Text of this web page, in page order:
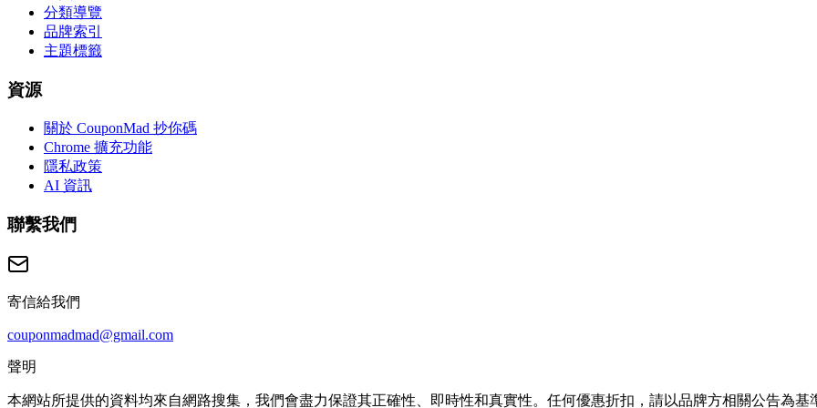
分類導覽
品牌索引
主題標籤
資源
關於 CouponMad 抄你碼
Chrome 擴充功能
隱私政策
AI 資訊
聯繫我們
寄信給我們
couponmadmad@gmail.com
聲明
本網站所提供的資料均來自網路搜集，我們會盡力保證其正確性、即時性和真實性。任何優惠折扣，請以品牌方相關公告為基